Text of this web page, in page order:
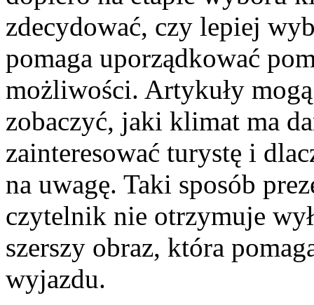
zdecydować, czy lepiej
pomaga uporządkować
możliwości. Artykuły
zobaczyć, jaki klimat ma
zainteresować turystę i
na uwagę. Taki sposób
czytelnik nie otrzymuje
szerszy obraz, która
wyjazdu.